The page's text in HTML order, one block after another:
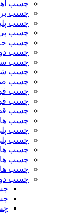
چسب
چسب
چسب
چسب
چسب
چسب
چسب
چسب
چسب
چسب
چسب
چسب
چسب
چسب
چسب
چسب
چسب
چسب
چسب